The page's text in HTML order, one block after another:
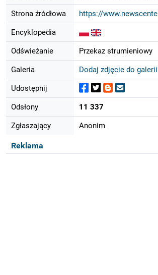
Strona źródłowa https://
Encyklopedia
Odświeżanie Przekaz strumieniowy
Galeria Dodaj zdjęcie do
Udostępnij
Odsłony 11 337
Zgłaszający Anonim
Reklama